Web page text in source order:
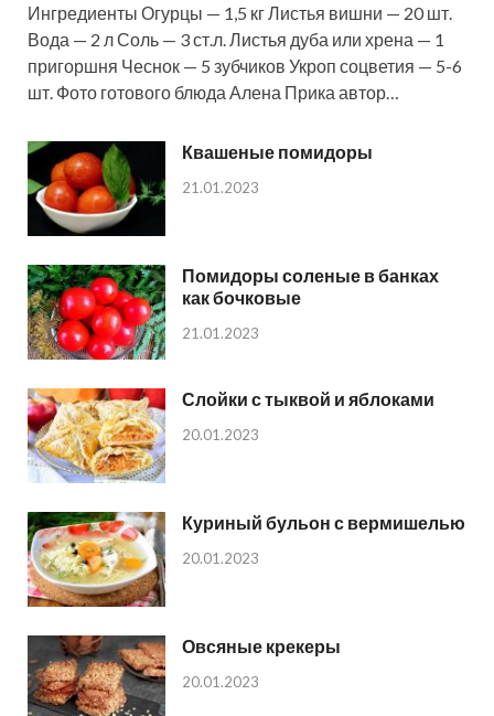
Ингредиенты Огурцы — 1,5 кг Листья вишни — 20 шт.
Вода — 2 л Соль — 3 ст.л. Листья дуба или хрена — 1
пригоршня Чеснок — 5 зубчиков Укроп соцветия — 5-6
шт. Фото готового блюда Алена Прика автор…
Квашеные помидоры
21.01.2023
Помидоры соленые в банках
как бочковые
21.01.2023
Слойки с тыквой и яблоками
20.01.2023
Куриный бульон с вермишелью
20.01.2023
Овсяные крекеры
20.01.2023